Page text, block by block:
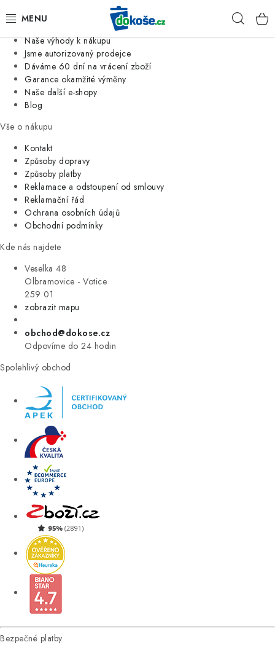
Jsme tradiční česká firma
Naše výhody k nákupu
Jsme autorizovaný prodejce
Dáváme 60 dní na vrácení zboží
Garance okamžité výměny
Naše další e-shopy
Blog
Vše o nákupu
Kontakt
Způsoby dopravy
Způsoby platby
Reklamace a odstoupení od smlouvy
Reklamační řád
Ochrana osobních údajů
Obchodní podmínky
Kde nás najdete
Veselka 48
Olbramovice - Votice
259 01
zobrazit mapu
obchod@dokose.cz
Odpovíme do 24 hodin
Spolehlivý obchod
Bezpečné platby
KOŠE
SÁČKY
KUCHYNĚ
ORGANIZACE
DOMÁCNOST
ÚKLID
VÝPRODEJ
ZNAČKY
Úvod Kontakt Blog
Moje objednávka